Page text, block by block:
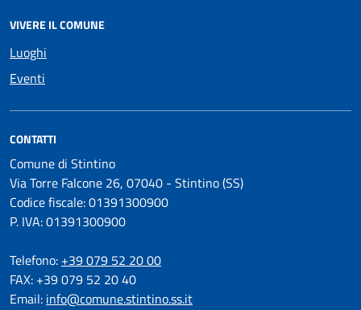
VIVERE IL COMUNE
Luoghi
Eventi
CONTATTI
Comune di Stintino
Via Torre Falcone 26, 07040 - Stintino (SS)
Codice fiscale: 01391300900
P. IVA: 01391300900
Telefono: +39 079 52 20 00
FAX: +39 079 52 20 40
Email: info@comune.stintino.ss.it